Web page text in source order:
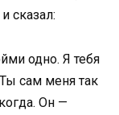
сказал:
одно. Я тебя
сам меня так
Он —